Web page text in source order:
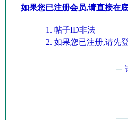
如果您已注册会员,请直接在
帖子ID非法
如果您已注册,请先